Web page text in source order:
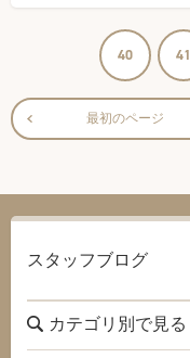
40 41
最初のページ
スタッフブログ
カテゴリ別で見る